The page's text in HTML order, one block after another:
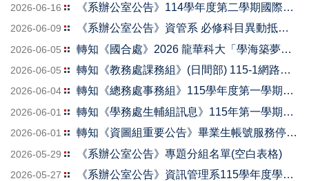
2026-06-16 《系辦公室公告》114學年度第二學期國際資訊專業能力認證(畢業門檻)通過名單。
2026-06-09 《系辦公室公告》資管系 必修科目異動抵免對照表
2026-06-05 轉知《國合處》2026 龍華科大「學海築夢」加拿大多倫多海外實習計畫
2026-06-05 轉知《教務處課務組》(日間部) 115-1網路選課須知
2026-06-04 轉知《總務處事務組》115學年度第一學期日間部舊生機車證申請注意事項
2026-06-01 轉知《學務處生輔組訊息》115年第一學期就貸、減免申辦資訊~
2026-06-01 轉知《資圖組重要公告》畢業生帳號服務停用通知：請提前備份 Google、Microsoft 等校園帳號重要資料
2026-05-29 《系辦公室公告》專題分組名單(空白表格)
2026-05-27 《系辦公室公告》資訊管理系115學年度學生校外實習說明會-企業錄取名單